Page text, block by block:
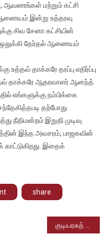
ஆவணங்கள் மற்றும் கட்சி
இன்று உத்தரவு
சிவ சேனா கட்சியின்
ஒதுக்கி தேர்தல் ஆணையம்
தாக்கரே தரப்பு எதிர்ப்பு
தாக்கரே ஆதரவாளர் ஆனந்த்
எங்களுக்கு நம்பிக்கை
தற்போது
நீதிமன்றம் இறுதி முடிவு
இந்த அவசரம், பாஜகவின்
இதைக்
share